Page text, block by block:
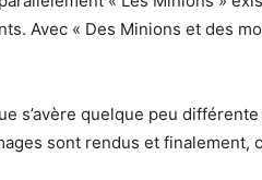
Avec « Des Minions et des
s’avère quelque peu
sont rendus et finalement,